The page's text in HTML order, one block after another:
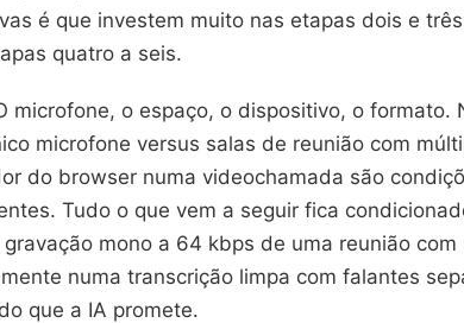
é que investem muito nas etapas dois e
quatro a seis.
microfone, o espaço, o dispositivo, o formato.
microfone versus salas de reunião com
do browser numa videochamada são
Tudo o que vem a seguir fica
mono a 64 kbps de uma reunião com
numa transcrição limpa com falantes
que a IA promete.